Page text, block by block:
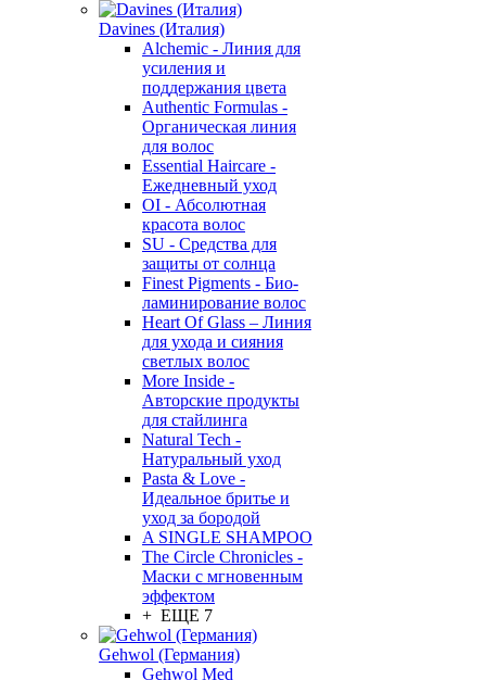
Davines (Италия)
Alchemic - Линия для
усиления и
поддержания цвета
Authentic Formulas -
Органическая линия
для волос
Essential Haircare -
Eжедневный уход
OI - Абсолютная
красота волос
SU - Средства для
защиты от солнца
Finest Pigments - Био-
ламинирование волос
Heart Of Glass – Линия
для ухода и сияния
светлых волос
More Inside -
Авторские продукты
для стайлинга
Natural Tech -
Натуральный уход
Pasta & Love -
Идеальное бритье и
уход за бородой
A SINGLE SHAMPOO
The Circle Chronicles -
Маски с мгновенным
эффектом
+ ЕЩЕ 7
Gehwol (Германия)
Gehwol Med